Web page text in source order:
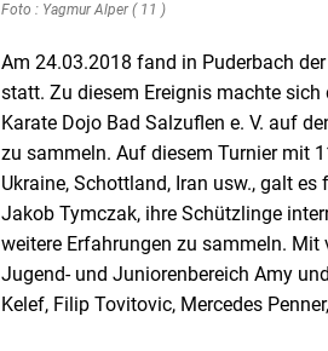
Foto : Yagmur Alper ( 11 )
Am 24.03.2018 fand in Puderbach
statt. Zu diesem Ereignis machte
Karate Dojo Bad Salzuflen e. V. auf
zu sammeln. Auf diesem Turnier mit
Ukraine, Schottland, Iran usw., galt
Jakob Tymczak, ihre Schützlinge
weitere Erfahrungen zu sammeln. Mit
Jugend- und Juniorenbereich Amy
Kelef, Filip Tovitovic, Mercedes